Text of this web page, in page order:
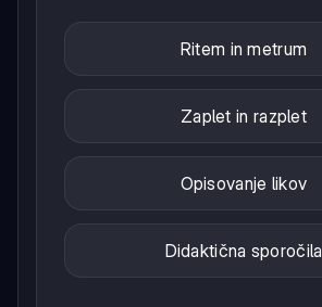
Ritem in metrum
Zaplet in razplet
Opisovanje likov
Didaktična sporočila